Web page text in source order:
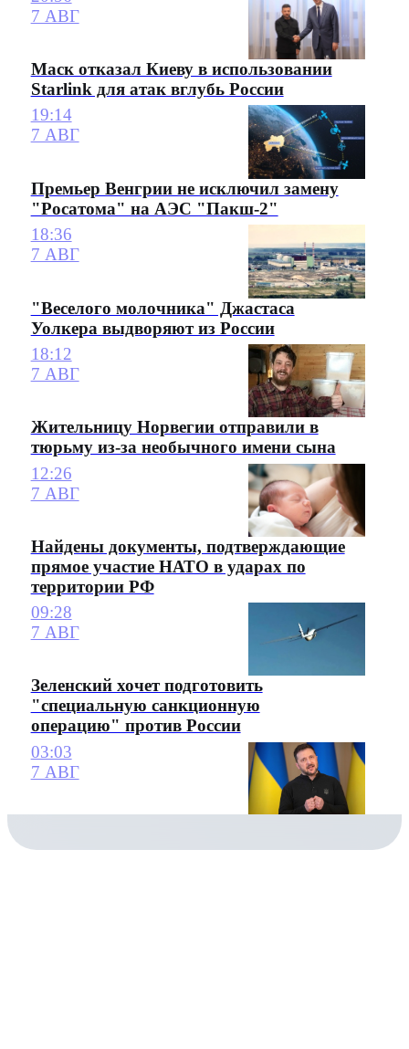
7 АВГ
Маск отказал Киеву в использовании
Starlink для атак вглубь России
19:14
7 АВГ
Премьер Венгрии не исключил замену
"Росатома" на АЭС "Пакш-2"
18:36
7 АВГ
"Веселого молочника" Джастаса
Уолкера выдворяют из России
18:12
7 АВГ
Жительницу Норвегии отправили в
тюрьму из-за необычного имени сына
12:26
7 АВГ
Найдены документы, подтверждающие
прямое участие НАТО в ударах по
территории РФ
09:28
7 АВГ
Зеленский хочет подготовить
"специальную санкционную
операцию" против России
03:03
7 АВГ